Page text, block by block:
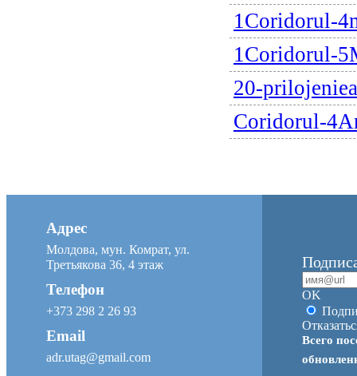
1Coridorul-
1Coridorul-
20-
Coridorul-
Адрес
Молдова, мун. Комрат, ул.
Третьякова 36, 4 этаж
Телефон
+373 298 2 26 93
Email
adr.utag@gmail.com
OK
Всего